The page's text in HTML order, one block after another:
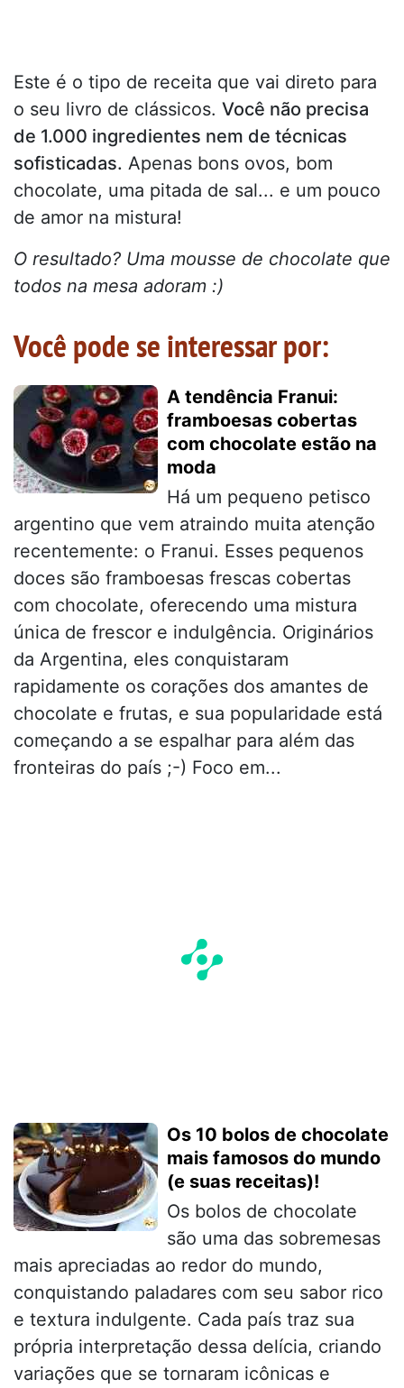
Este é o tipo de receita que vai direto para
o seu livro de clássicos. Você não precisa
de 1.000 ingredientes nem de técnicas
sofisticadas. Apenas bons ovos, bom
chocolate, uma pitada de sal... e um pouco
de amor na mistura!
O resultado? Uma mousse de chocolate que
todos na mesa adoram :)
Você pode se interessar por:
A tendência Franui:
framboesas cobertas
com chocolate estão na
moda
Há um pequeno petisco
argentino que vem atraindo muita atenção
recentemente: o Franui. Esses pequenos
doces são framboesas frescas cobertas
com chocolate, oferecendo uma mistura
única de frescor e indulgência. Originários
da Argentina, eles conquistaram
rapidamente os corações dos amantes de
chocolate e frutas, e sua popularidade está
começando a se espalhar para além das
fronteiras do país ;-) Foco em...
Os 10 bolos de chocolate
mais famosos do mundo
(e suas receitas)!
Os bolos de chocolate
são uma das sobremesas
mais apreciadas ao redor do mundo,
conquistando paladares com seu sabor rico
e textura indulgente. Cada país traz sua
própria interpretação dessa delícia, criando
variações que se tornaram icônicas e